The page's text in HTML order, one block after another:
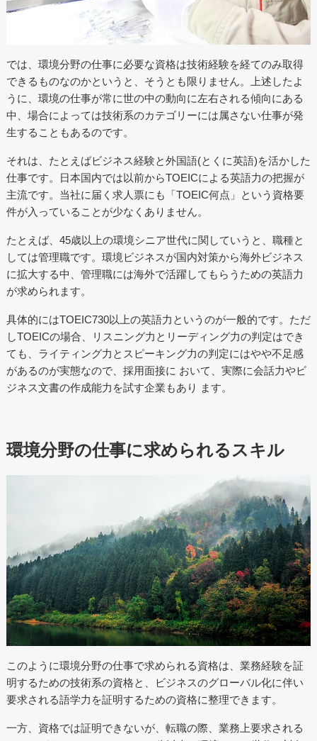
では、環境分野の仕事に必要な資格は技術経験を経てのみ取得
できるものなのかというと、そうとも限りません。上述したよ
うに、環境の仕事が常に世の中の動向に左右される傾向にある
中、場合によっては技術系のカテゴリーには属さない仕事が発
生することもあるのです。
それは、たとえばビジネス経験と外国語(とくに英語)を活かした
仕事です。日本国内では以前からTOEICによる英語力の把握が
主流です。当社に届く求人票にも「TOEIC何点」という資格要
件が入っていることが少なくありません。
たとえば、45歳以上の環境シニア世代に関していうと、職種と
しては管理職です。環境ビジネスが国内対策から海外ビジネス
に拡大する中、管理職には海外で活躍してもらうための英語力
が求められます。
具体的にはTOEIC730以上の英語力というのが一般的です。ただ
しTOEICの場合、リスニング力とリーディング力の判定はでき
ても、ライティング力とスピーキング力の判定にはやや不足感
があるのが実態なので、採用面接に おいて、実際に会話力やビ
ジネス文書の作成能力を試す企業もあり ます。
環境分野の仕事に求められるスキル
このように環境分野の仕事で求められる資格は、業務経験を証
明するための技術系の資格と、ビジネスのグローバル化に伴い
要求される語学力を証明するための資格に整理できます。
一方、資格では証明できないが、転職の際、業務上要求される